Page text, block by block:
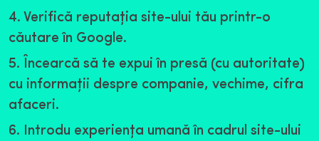
4. Verifică reputaţia site-ului tău printr-o
căutare în Google.
5. Încearcă să te expui în presă (cu autoritate)
cu informaţii despre companie, vechime, cifra
afaceri.
6. Introdu experienţa umană în cadrul site-ului